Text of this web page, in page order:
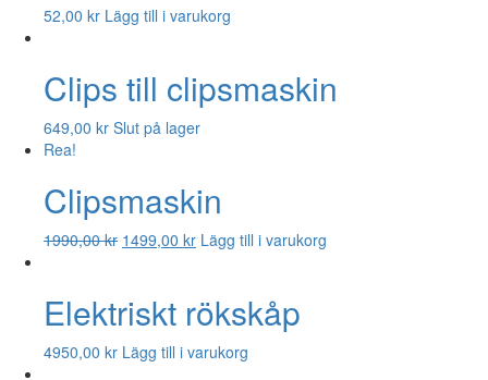
52,00 kr Lägg till i varukorg
Clips till clipsmaskin
649,00 kr Slut på lager
Rea!
Clipsmaskin
1990,00kr Det
var:
1990,00 kr.
1499,00 krDet
är:
1499,00 kr.
Lägg till i varukorg
Elektriskt rökskåp
4950,00 kr Lägg till i varukorg